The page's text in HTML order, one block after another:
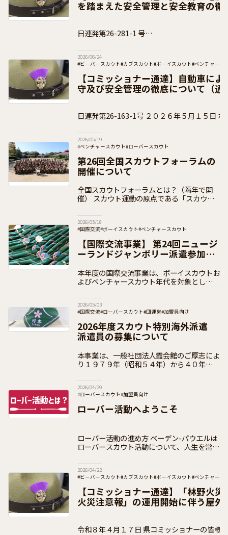
を踏まえた安全管理と安全教育の徹
日連発第26-281-1 号
2026/06/24
#ビーバースカウト#カブスカウト#ボーイスカウト#ベンチャース
#加盟員向け
【コミッショナー通達】自動車に
守及び安全管理の徹底について（通
日連発第26-163-1号 ２０２６年５月１５日 ボーイスカウト都道府県連
2026/05/19
#ベンチャースカウト#ローバースカウト
#日本連盟事業（イベント事業）
#全国スカウトフォーラム
#お知らせ#加盟員向け
第26回全国スカウトフォーラムの
開催について
全国スカウトフォーラムとは？（隔年で開
催） スカウト運動の原点である「スカウト
年の意思決定への参画」を、より推進してい
く
2026/05/18
#国際交流#ボーイスカウト#ベンチャースカウト
#日本連盟事業（イベント事業）
#加盟員向け
【国際交流事業】 第24回ニュージ
ーランドジャンボリー派遣参加者
本年度の国際交流事業は、ボーイスカウトお
よびベンチャースカウト年代を対象とした国
す。南半球オセアニアの大自然の中で、ニュ
2026/05/03
#国際交流#ローバースカウト#団運営#加盟員向け
2026年度スカウト特別海外派遣
派遣員の募集について
本事業は、一般社団法人霞会館のご厚志によ
り１９７９年（昭和５４年）から４０年以上
２３年度）から令和７年度（２０２５年度）
2026/04/29
#ローバースカウト#加盟員向け
ローバー活動へようこそ
ローバー活動の進め方 ベーデン-パウエルは
ローバースカウト活動について、人生を常に
いう表現を引用して、困難を乗り
2026/04/22
#ビーバースカウト#カブスカウト#ボーイスカウト#ベンチャース
#加盟員向け
【コミッショナー通達】「林野火
火災注意報」の運用開始に伴う屋外
令和８年４月１７日 県コミッショナーの皆様 公益財団法人ボーイスカ